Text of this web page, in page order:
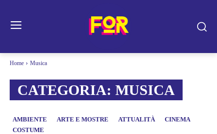
Home Musica
CATEGORIA: MUSICA
AMBIENTE ARTE E MOSTRE ATTUALITÀ
CINEMA
COSTUME